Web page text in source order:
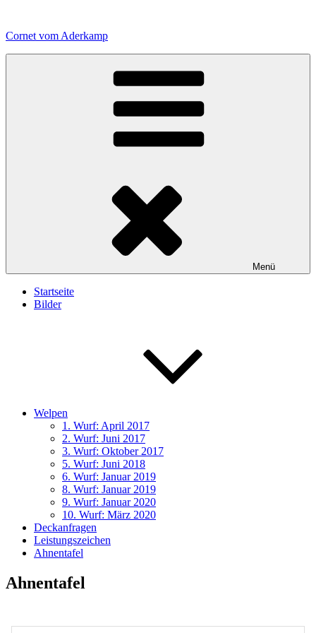
springen
Cornet vom Aderkamp
Menü
Startseite
Bilder
Welpen
1. Wurf: April 2017
2. Wurf: Juni 2017
3. Wurf: Oktober 2017
5. Wurf: Juni 2018
6. Wurf: Januar 2019
8. Wurf: Januar 2019
9. Wurf: Januar 2020
10. Wurf: März 2020
Deckanfragen
Leistungszeichen
Ahnentafel
Ahnentafel